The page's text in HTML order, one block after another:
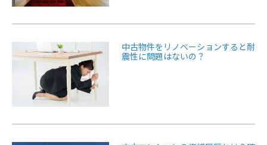
中古物件をリノベーションすると耐
震性に問題はないの？